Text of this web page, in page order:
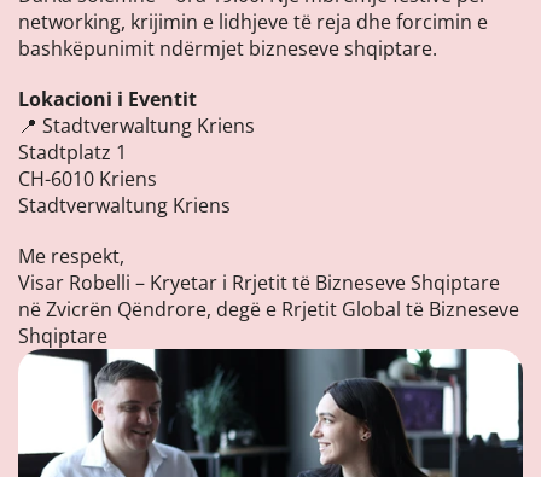
networking, krijimin e lidhjeve të reja dhe forcimin e
bashkëpunimit ndërmjet bizneseve shqiptare.
Lokacioni i Eventit
📍 Stadtverwaltung Kriens
Stadtplatz 1
CH-6010 Kriens
Stadtverwaltung Kriens
Me respekt,
Visar Robelli – Kryetar i Rrjetit të Bizneseve Shqiptare
në Zvicrën Qëndrore, degë e Rrjetit Global të Bizneseve
Shqiptare